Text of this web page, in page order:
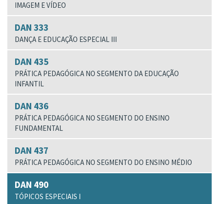
IMAGEM E VÍDEO
DAN 333
DANÇA E EDUCAÇÃO ESPECIAL III
DAN 435
PRÁTICA PEDAGÓGICA NO SEGMENTO DA EDUCAÇÃO
INFANTIL
DAN 436
PRÁTICA PEDAGÓGICA NO SEGMENTO DO ENSINO
FUNDAMENTAL
DAN 437
PRÁTICA PEDAGÓGICA NO SEGMENTO DO ENSINO MÉDIO
DAN 490
TÓPICOS ESPECIAIS I